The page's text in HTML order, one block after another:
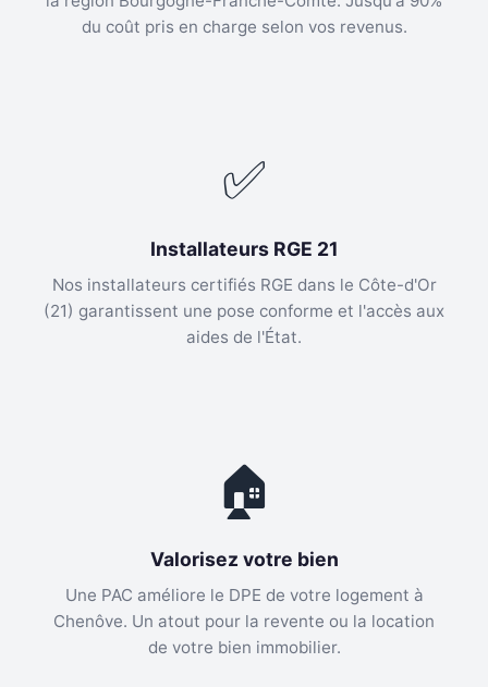
du coût pris en charge selon vos revenus.
✅
Installateurs RGE 21
Nos installateurs certifiés RGE dans le Côte-d'Or
(21) garantissent une pose conforme et l'accès aux
aides de l'État.
🏠
Valorisez votre bien
Une PAC améliore le DPE de votre logement à
Chenôve. Un atout pour la revente ou la location
de votre bien immobilier.